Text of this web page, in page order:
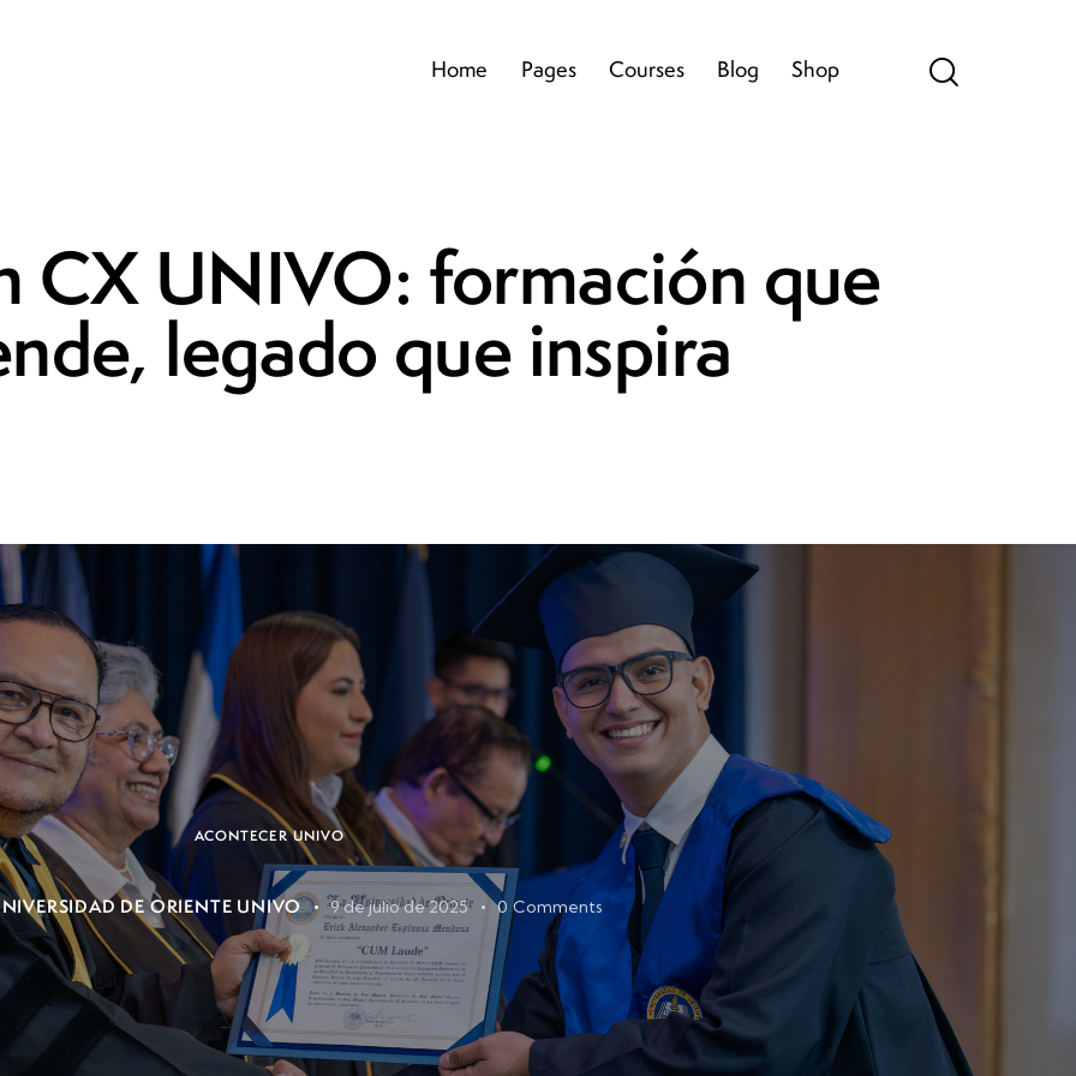
Home Pages Courses Blog Shop
CX UNIVO: formación que
legado que inspira
ACONTECER UNIVO
DE ORIENTE UNIVO 9 de julio de 2025 0 Comments